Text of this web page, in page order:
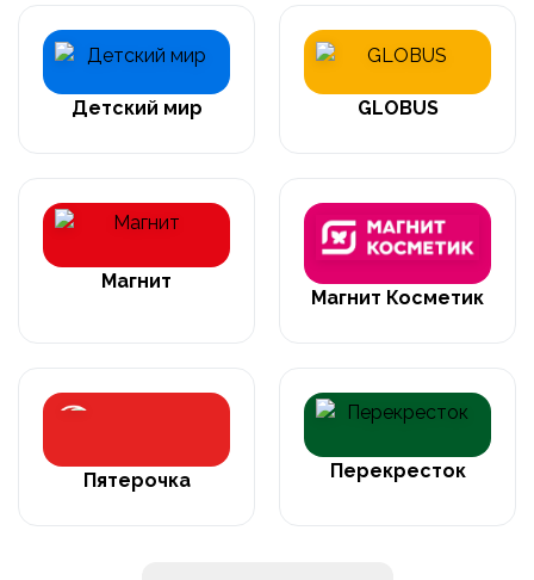
Детский мир GLOBUS
Магнит
Магнит Косметик
Пятерочка Перекресток